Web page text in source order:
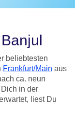
beliebtesten
Frankfurt/Main aus
ca. neun
in der
liest Du